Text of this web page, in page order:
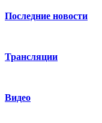
Последние новости
Трансляции
Видео